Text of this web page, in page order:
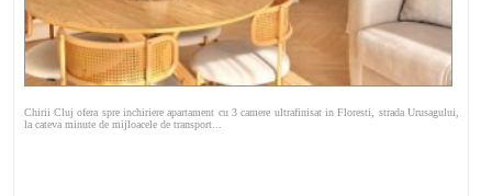
Chirii Cluj ofera spre inchiriere apartament cu 3 camere ultrafinisat in Floresti, strada Urusagului,
la cateva minute de mijloacele de transport...